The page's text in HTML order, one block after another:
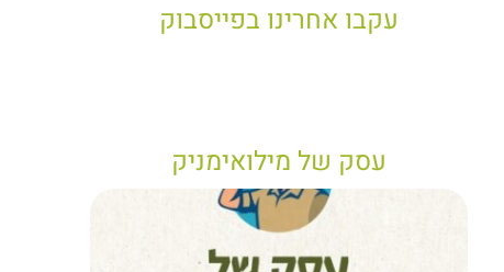
עקבו אחרינו בפייסבוק
עסק של מילואימניק